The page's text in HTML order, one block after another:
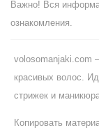
Важно! Вся
ознакомления.
volosomanjaki.com
красивых волос.
стрижек и
Копировать